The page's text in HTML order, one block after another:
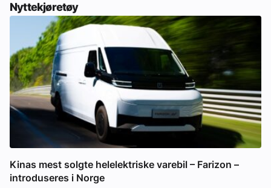
Nyttekjøretøy
Kinas mest solgte helelektriske varebil – Farizon –
introduseres i Norge